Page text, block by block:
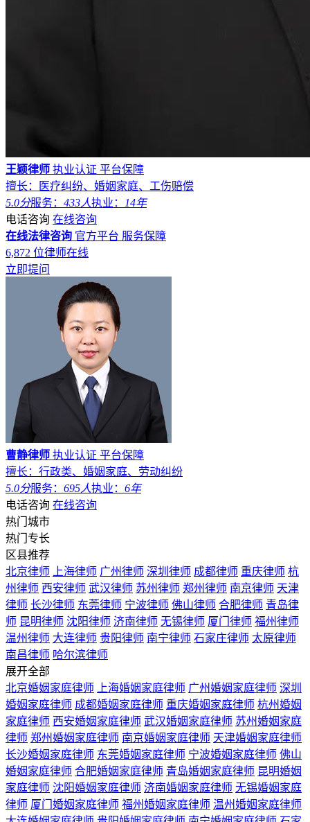
王颖律师 执业认证 平台保障
擅长：医疗纠纷、婚姻家庭、工伤赔偿
5.0分服务： 433人执业：
14年
电话咨询 在线咨询
在线法律咨询 官方平台 服务保障
6,872 位律师在线
立即提问
曹静律师 执业认证 平台保障
擅长：行政类、婚姻家庭、劳动纠纷
5.0分服务： 695人执业： 6年
电话咨询 在线咨询
热门城市
热门专长
区县推荐
北京律师
上海律师 广州律师 深圳律师 成都律师 重庆律师 杭
州律师 西安律师 武汉律师 苏州律师 郑州律师 南京律师 天津
律师 长沙律师 东莞律师 宁波律师 佛山律师 合肥律师 青岛律
师 昆明律师 沈阳律师 济南律师 无锡律师 厦门律师 福州律师
温州律师 大连律师 贵阳律师 南宁律师 石家庄律师 太原律师
南昌律师 哈尔滨律师
展开全部
北京婚姻家庭律师
上海婚姻家庭律师 广州婚姻家庭律师 深圳
婚姻家庭律师 成都婚姻家庭律师 重庆婚姻家庭律师 杭州婚姻
家庭律师 西安婚姻家庭律师 武汉婚姻家庭律师 苏州婚姻家庭
律师 郑州婚姻家庭律师 南京婚姻家庭律师 天津婚姻家庭律师
长沙婚姻家庭律师 东莞婚姻家庭律师 宁波婚姻家庭律师 佛山
婚姻家庭律师 合肥婚姻家庭律师 青岛婚姻家庭律师 昆明婚姻
家庭律师 沈阳婚姻家庭律师 济南婚姻家庭律师 无锡婚姻家庭
律师 厦门婚姻家庭律师 福州婚姻家庭律师 温州婚姻家庭律师